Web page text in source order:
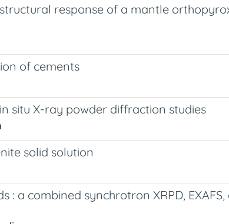
response of a mantle
of cements
situ X-ray powder diffraction studies
solid solution
a combined synchrotron XRPD,